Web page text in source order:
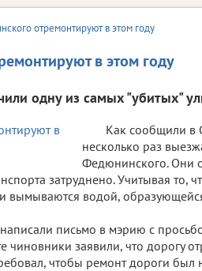
отремонтируют в этом году
в этом году
одну из самых "убитых"
Как сообщили в
несколько раз
Федюнинского. Они
затруднено. Учитывая то,
вымываются водой,
письмо в мэрию с
чиновники заявили, что дорогу
чтобы ремонт дороги был